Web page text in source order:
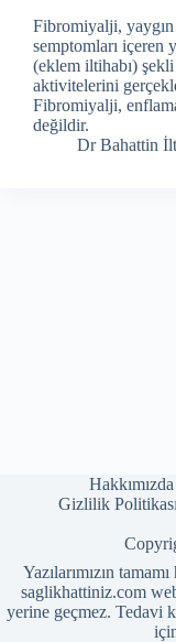
Fibromiyalji,
semptomları içeren
(eklem iltihabı)
aktivitelerini
Fibromiyalji,
değildir.
Dr Bahattin
Hakkımızda
Gizlilik Politikası
Yazılarımızın
saglikhattiniz.com
yerine geçmez. Tedavi